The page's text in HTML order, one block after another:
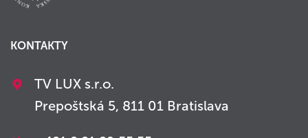
KONTAKTY
TV LUX s.r.o.
Prepoštská 5, 811 01 Bratislava